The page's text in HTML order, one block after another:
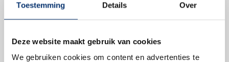
Toestemming Details Over
Deze website maakt gebruik van cookies
We gebruiken cookies om content en advertenties te
Moederfiets
Stadsfiets
Retrofietsen